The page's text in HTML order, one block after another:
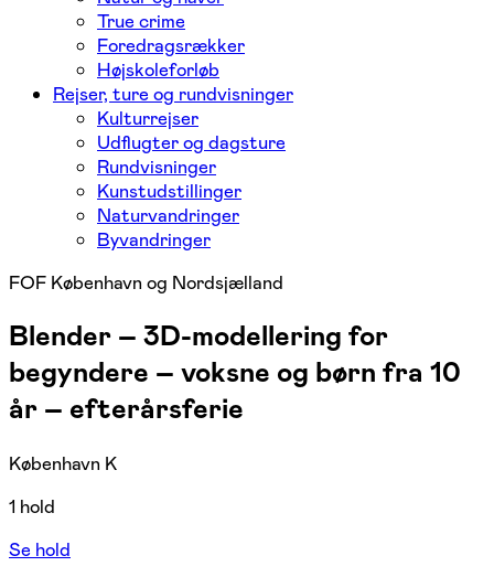
True crime
Foredragsrækker
Højskoleforløb
Rejser, ture og rundvisninger
Kulturrejser
Udflugter og dagsture
Rundvisninger
Kunstudstillinger
Naturvandringer
Byvandringer
FOF København og Nordsjælland
Blender – 3D-modellering for
begyndere – voksne og børn fra 10
år – efterårsferie
København K
1 hold
Se hold